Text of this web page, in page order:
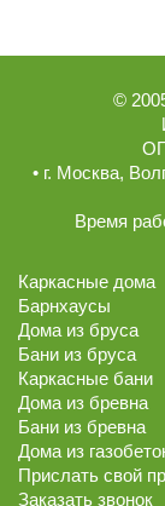
©
• г. Москва,
Время
Каркасные дома
Барнхаусы
Дома из бруса
Бани из бруса
Каркасные бани
Дома из бревна
Бани из бревна
Дома из
Прислать свой
Заказать звонок